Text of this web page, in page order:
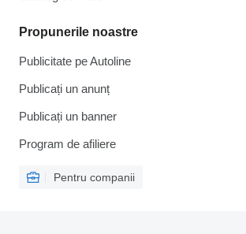
Propunerile noastre
Publicitate pe Autoline
Publicați un anunț
Publicați un banner
Program de afiliere
Pentru companii